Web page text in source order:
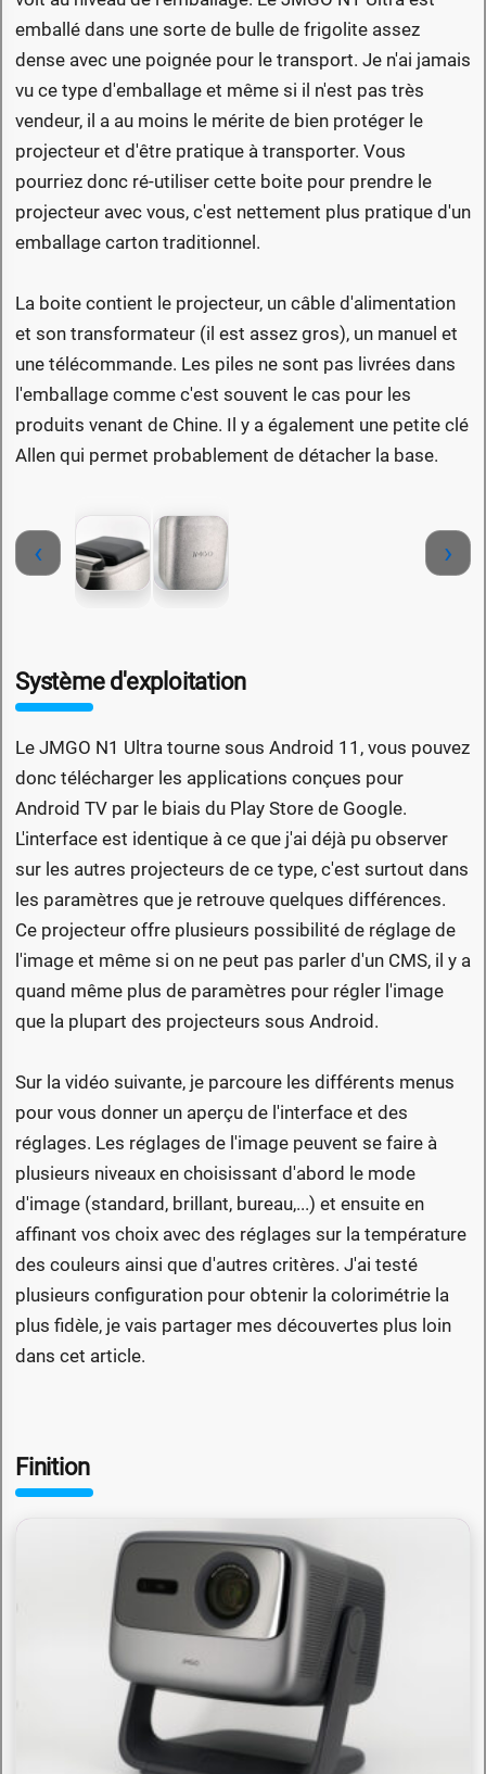
emballé dans une sorte de bulle de frigolite assez
dense avec une poignée pour le transport. Je n'ai jamais
vu ce type d'emballage et même si il n'est pas très
vendeur, il a au moins le mérite de bien protéger le
projecteur et d'être pratique à transporter. Vous
pourriez donc ré-utiliser cette boite pour prendre le
projecteur avec vous, c'est nettement plus pratique d'un
emballage carton traditionnel.
La boite contient le projecteur, un câble d'alimentation
et son transformateur (il est assez gros), un manuel et
une télécommande. Les piles ne sont pas livrées dans
l'emballage comme c'est souvent le cas pour les
produits venant de Chine. Il y a également une petite clé
Allen qui permet probablement de détacher la base.
‹ ›
Système d'exploitation
Le JMGO N1 Ultra tourne sous Android 11, vous pouvez
donc télécharger les applications conçues pour
Android TV par le biais du Play Store de Google.
L'interface est identique à ce que j'ai déjà pu observer
sur les autres projecteurs de ce type, c'est surtout dans
les paramètres que je retrouve quelques différences.
Ce projecteur offre plusieurs possibilité de réglage de
l'image et même si on ne peut pas parler d'un CMS, il y a
quand même plus de paramètres pour régler l'image
que la plupart des projecteurs sous Android.
Sur la vidéo suivante, je parcoure les différents menus
pour vous donner un aperçu de l'interface et des
réglages. Les réglages de l'image peuvent se faire à
plusieurs niveaux en choisissant d'abord le mode
d'image (standard, brillant, bureau,...) et ensuite en
affinant vos choix avec des réglages sur la température
des couleurs ainsi que d'autres critères. J'ai testé
plusieurs configuration pour obtenir la colorimétrie la
plus fidèle, je vais partager mes découvertes plus loin
dans cet article.
Finition